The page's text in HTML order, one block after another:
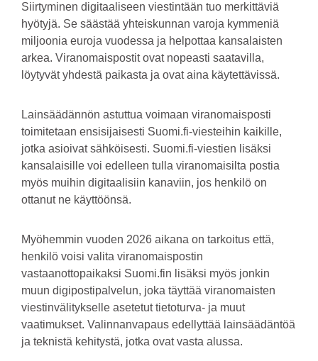
Siirtyminen digitaaliseen viestintään tuo merkittäviä
hyötyjä. Se säästää yhteiskunnan varoja kymmeniä
miljoonia euroja vuodessa ja helpottaa kansalaisten
arkea. Viranomaispostit ovat nopeasti saatavilla,
löytyvät yhdestä paikasta ja ovat aina käytettävissä.
Lainsäädännön astuttua voimaan viranomaisposti
toimitetaan ensisijaisesti Suomi.fi-viesteihin kaikille,
jotka asioivat sähköisesti. Suomi.fi-viestien lisäksi
kansalaisille voi edelleen tulla viranomaisilta postia
myös muihin digitaalisiin kanaviin, jos henkilö on
ottanut ne käyttöönsä.
Myöhemmin vuoden 2026 aikana on tarkoitus että,
henkilö voisi valita viranomaispostin
vastaanottopaikaksi Suomi.fin lisäksi myös jonkin
muun digipostipalvelun, joka täyttää viranomaisten
viestinvälitykselle asetetut tietoturva- ja muut
vaatimukset. Valinnanvapaus edellyttää lainsäädäntöä
ja teknistä kehitystä, jotka ovat vasta alussa.